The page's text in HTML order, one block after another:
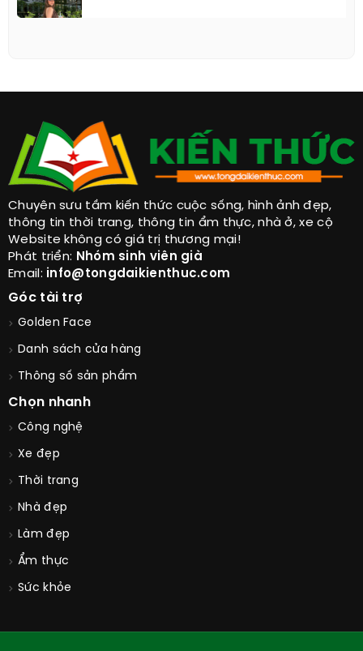
Chuyên sưu tầm kiến thức cuộc sống, hình ảnh đẹp,
thông tin thời trang, thông tin ẩm thực, nhà ở, xe cộ
Website không có giá trị thương mại!
Phát triển: Nhóm sinh viên già
Email: info@tongdaikienthuc.com
Góc tài trợ
Golden Face
Danh sách cửa hàng
Thông số sản phẩm
Chọn nhanh
Công nghệ
Xe đẹp
Thời trang
Nhà đẹp
Làm đẹp
Ẩm thực
Sức khỏe